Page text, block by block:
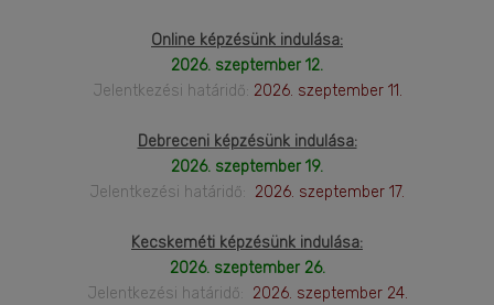
Online képzésünk indulása:
2026. szeptember 12.
Jelentkezési határidő: 2026. szeptember 11.
Debreceni képzésünk indulása:
2026. szeptember 19.
Jelentkezési határidő: 2026. szeptember 17.
Kecskeméti képzésünk indulása:
2026. szeptember 26.
Jelentkezési határidő: 2026. szeptember 24.